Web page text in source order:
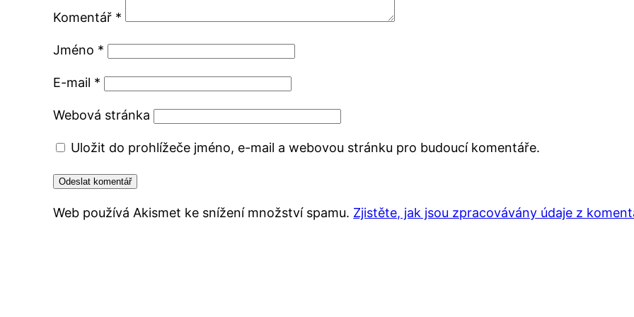
Komentář *
Jméno *
E-mail *
Webová stránka
Uložit do prohlížeče jméno, e-mail a webovou stránku pro budoucí komentáře.
Web používá Akismet ke snížení množství spamu. Zjistěte, jak jsou zpracovávány údaje z